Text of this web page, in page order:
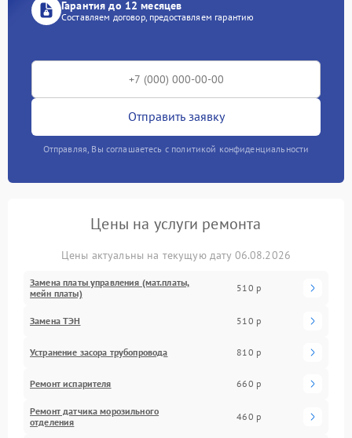
Гарантия до 12 месяцев
Составляем договор, предоставляем гарантию
Отправить заявку
Отправляя, Вы соглашаетесь с политикой конфиденциальности
Цены на услуги ремонта
Цены актуальны на текущую дату 06.08.2026
Замена платы управления (мат.платы,
мейн платы)
510 р
Замена ТЭН 510 р
Устранение засора трубопровода 810 р
Ремонт испарителя 660 р
Ремонт датчика морозильного
отделения
460 р